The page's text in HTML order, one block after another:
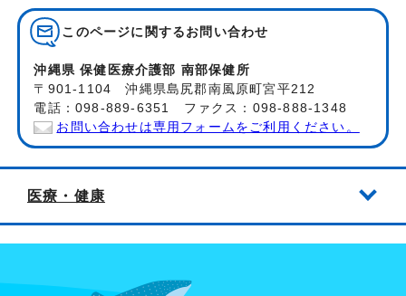
このページに関する お問い合わせ
沖縄県 保健医療介護部 南部保健所
〒901-1104 沖縄県島尻郡南風原町宮平212
電話：098-889-6351 ファクス：098-888-1348
お問い合わせは専用フォームをご利用ください。
医療・健康